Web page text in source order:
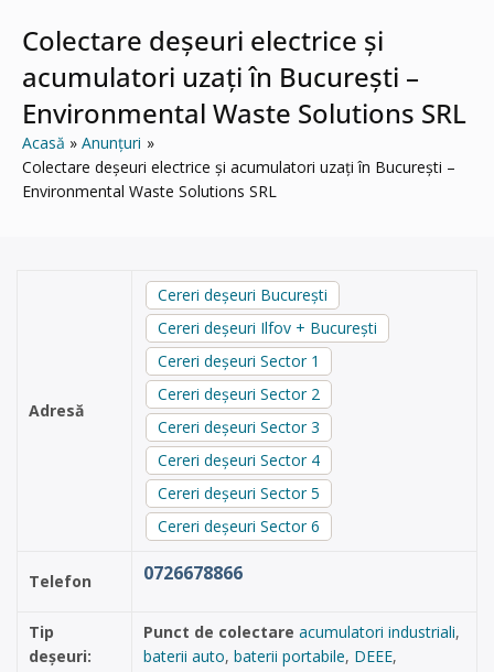
Colectare deșeuri electrice și
acumulatori uzați în București –
Environmental Waste Solutions SRL
Acasă
Anunțuri
Colectare deșeuri electrice și acumulatori uzați în București –
Environmental Waste Solutions SRL
Adresă
Cereri deșeuri București
Cereri deșeuri Ilfov + București
Cereri deșeuri Sector 1
Cereri deșeuri Sector 2
Cereri deșeuri Sector 3
Cereri deșeuri Sector 4
Cereri deșeuri Sector 5
Cereri deșeuri Sector 6
Telefon 0726678866
Tip
deșeuri:
Punct de colectare acumulatori industriali,
baterii auto, baterii portabile, DEEE,